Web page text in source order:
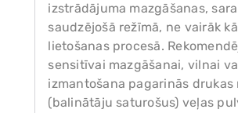
izstrādājuma mazgāšanas,
saudzējošā režīmā, ne vairāk
lietošanas procesā.
sensitīvai mazgāšanai, vilnai
izmantošana pagarinās
(balinātāju saturošus) veļas